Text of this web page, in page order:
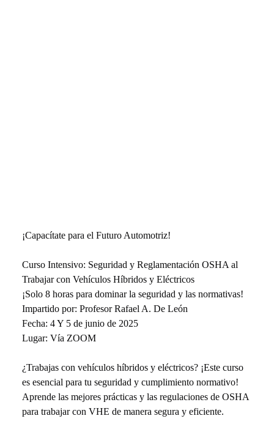
¡Capacítate para el Futuro Automotriz!
Curso Intensivo: Seguridad y Reglamentación OSHA al
Trabajar con Vehículos Híbridos y Eléctricos
¡Solo 8 horas para dominar la seguridad y las normativas!
Impartido por: Profesor Rafael A. De León
Fecha: 4 Y 5 de junio de 2025
Lugar: Vía ZOOM
¿Trabajas con vehículos híbridos y eléctricos? ¡Este curso
es esencial para tu seguridad y cumplimiento normativo!
Aprende las mejores prácticas y las regulaciones de OSHA
para trabajar con VHE de manera segura y eficiente.